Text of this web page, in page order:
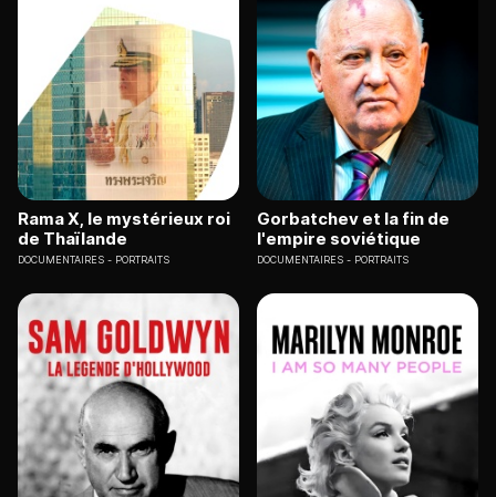
Rama X, le mystérieux roi
de Thaïlande
DOCUMENTAIRES PORTRAITS
Gorbatchev et la fin de
l'empire soviétique
DOCUMENTAIRES PORTRAITS